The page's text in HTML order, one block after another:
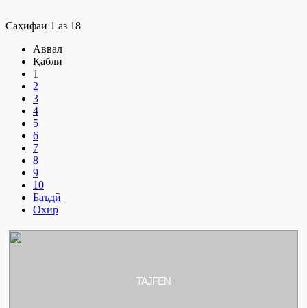
Саҳифаи 1 аз 18
Аввал
Қаблӣ
1
2
3
4
5
6
7
8
9
10
Баъдӣ
Охир
TAJFEN